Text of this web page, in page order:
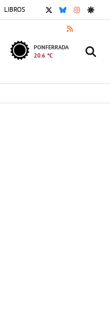
LIBROS X BLUESKY
RSS
PONFERRADA
20.6 °C